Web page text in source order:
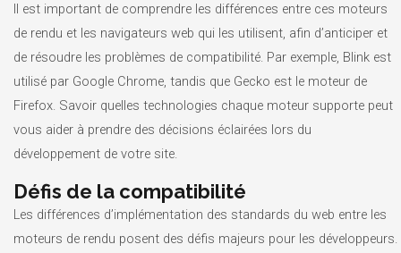
Il est important de comprendre les différences entre ces moteurs
de rendu et les navigateurs web qui les utilisent, afin d’anticiper et
de résoudre les problèmes de compatibilité. Par exemple, Blink est
utilisé par Google Chrome, tandis que Gecko est le moteur de
Firefox. Savoir quelles technologies chaque moteur supporte peut
vous aider à prendre des décisions éclairées lors du
développement de votre site.
Défis de la compatibilité
Les différences d’implémentation des standards du web entre les
moteurs de rendu posent des défis majeurs pour les développeurs.